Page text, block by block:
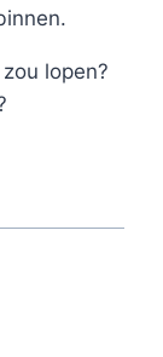
lopen?